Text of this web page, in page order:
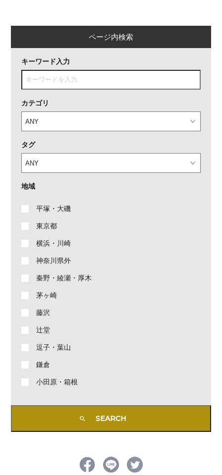
ページ内検索
キーワード入力
カテゴリ
タグ
地域
平塚・大磯
東京都
横浜・川崎
神奈川県外
秦野・綾瀬・厚木
茅ヶ崎
藤沢
辻堂
逗子・葉山
鎌倉
小田原・箱根